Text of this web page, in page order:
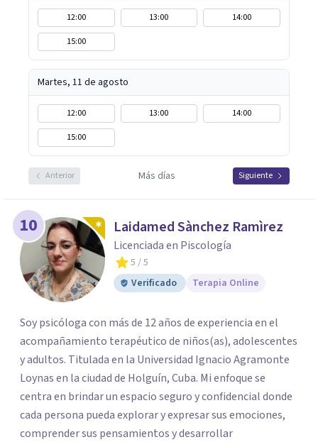
12:00 13:00
14:00
15:00
Martes, 11 de agosto
12:00 13:00
14:00
15:00
Anterior Más días Siguiente
10 Laidamed Sànchez Ramìrez
Licenciada en Piscología
5 / 5
Verificado
Terapia Online
Soy psicóloga con más de 12 años de experiencia en el
acompañamiento terapéutico de niños(as), adolescentes
y adultos. Titulada en la Universidad Ignacio Agramonte
Loynas en la ciudad de Holguín, Cuba. Mi enfoque se
centra en brindar un espacio seguro y confidencial donde
cada persona pueda explorar y expresar sus emociones,
comprender sus pensamientos y desarrollar